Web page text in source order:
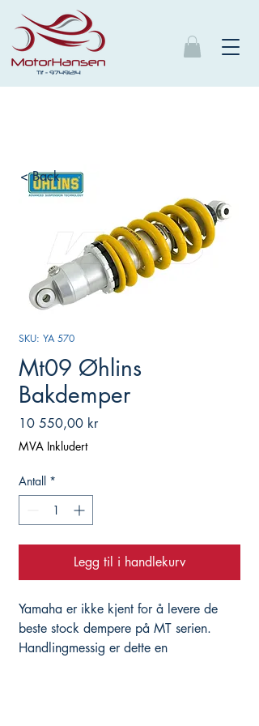
SKU: YA 570
Mt09 Øhlins
Bakdemper
10 550,00 krPris
MVA Inkludert
Antall *
Legg til i handlekurv
Yamaha er ikke kjent for å levere de
beste stock dempere på MT serien.
Handlingmessig er dette en
< Back